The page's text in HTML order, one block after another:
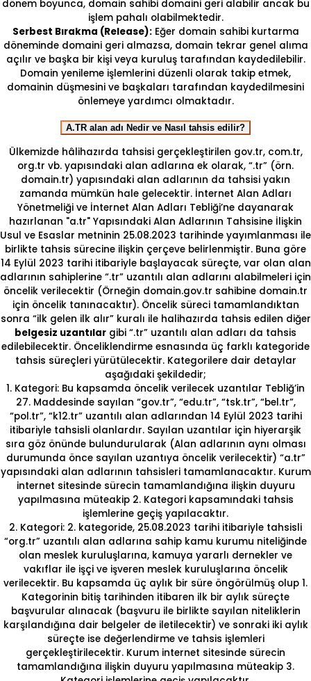
dönem boyunca, domain sahibi domaini geri alabilir ancak bu
işlem pahalı olabilmektedir.
Serbest Bırakma (Release):Eğer domain sahibi kurtarma
döneminde domaini geri almazsa, domain tekrar genel alıma
açılır ve başka bir kişi veya kuruluş tarafından kaydedilebilir.
Domain yenileme işlemlerini düzenli olarak takip etmek,
domainin düşmesini ve başkaları tarafından kaydedilmesini
önlemeye yardımcı olmaktadır.
A.TR alan adı Nedir ve Nasıl tahsis edilir?
Ülkemizde hâlihazırda tahsisi gerçekleştirilen gov.tr, com.tr,
org.tr vb. yapısındaki alan adlarına ek olarak, “.tr” (örn.
domain.tr) yapısındaki alan adlarının da tahsisi yakın
zamanda mümkün hale gelecektir. İnternet Alan Adları
Yönetmeliği ve İnternet Alan Adları Tebliği’ne dayanarak
hazırlanan "a.tr" Yapısındaki Alan Adlarının Tahsisine İlişkin
Usul ve Esaslar metninin 25.08.2023 tarihinde yayımlanması ile
birlikte tahsis sürecine ilişkin çerçeve belirlenmiştir. Buna göre
14 Eylül 2023 tarihi itibariyle başlayacak süreçte, var olan alan
adlarının sahiplerine “.tr” uzantılı alan adlarını alabilmeleri için
öncelik verilecektir (Örneğin domain.gov.tr sahibine domain.tr
için öncelik tanınacaktır). Öncelik süreci tamamlandıktan
sonra “ilk gelen ilk alır” kuralı ile halihazırda tahsis edilen diğer
belgesiz uzantılar gibi “.tr” uzantılı alan adları da tahsis
edilebilecektir. Önceliklendirme esnasında üç farklı kategoride
tahsis süreçleri yürütülecektir. Kategorilere dair detaylar
aşağıdaki şekildedir;
1. Kategori: Bu kapsamda öncelik verilecek uzantılar Tebliğ’in
27. Maddesinde sayılan “gov.tr”, “edu.tr”, “tsk.tr”, “bel.tr”,
“pol.tr”, “k12.tr” uzantılı alan adlarından 14 Eylül 2023 tarihi
itibariyle tahsisli olanlardır. Sayılan uzantılar için hiyerarşik
sıra göz önünde bulundurularak (Alan adlarının aynı olması
durumunda önce sayılan uzantıya öncelik verilecektir) “a.tr”
yapısındaki alan adlarının tahsisleri tamamlanacaktır. Kurum
internet sitesinde sürecin tamamlandığına ilişkin duyuru
yapılmasına müteakip 2. Kategori kapsamındaki tahsis
işlemlerine geçiş yapılacaktır.
2. Kategori: 2. kategoride, 25.08.2023 tarihi itibariyle tahsisli
“org.tr” uzantılı alan adlarına sahip kamu kurumu niteliğinde
olan meslek kuruluşlarına, kamuya yararlı dernekler ve
vakıflar ile işçi ve işveren meslek kuruluşlarına öncelik
verilecektir. Bu kapsamda üç aylık bir süre öngörülmüş olup 1.
Kategorinin bitiş tarihinden itibaren ilk bir aylık süreçte
başvurular alınacak (başvuru ile birlikte sayılan niteliklerin
karşılandığına dair belgeler de iletilecektir) ve sonraki iki aylık
süreçte ise değerlendirme ve tahsis işlemleri
gerçekleştirilecektir. Kurum internet sitesinde sürecin
tamamlandığına ilişkin duyuru yapılmasına müteakip 3.